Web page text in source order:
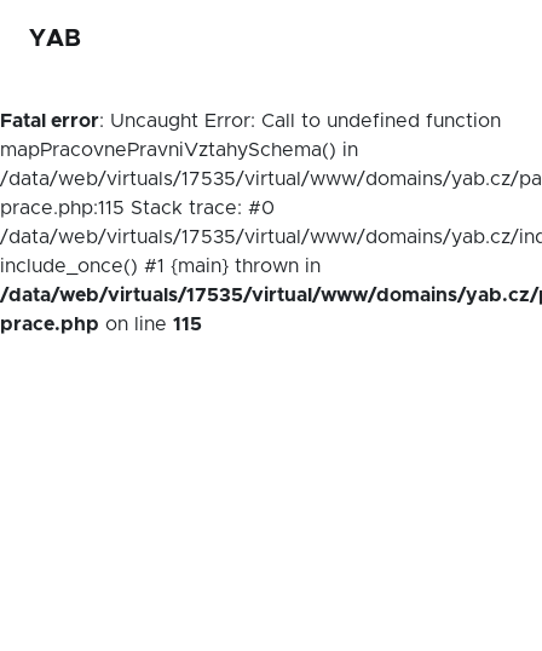
YAB
Fatal error: Uncaught Error: Call to undefined function
mapPracovnePravniVztahySchema() in
/data/web/virtuals/17535/virtual/www/domains/yab.cz/
prace.php:115 Stack trace: #0
/data/web/virtuals/17535/virtual/www/domains/yab.cz/
include_once() #1 {main} thrown in
/data/web/virtuals/17535/virtual/www/domains/yab.cz/
prace.php on line 115